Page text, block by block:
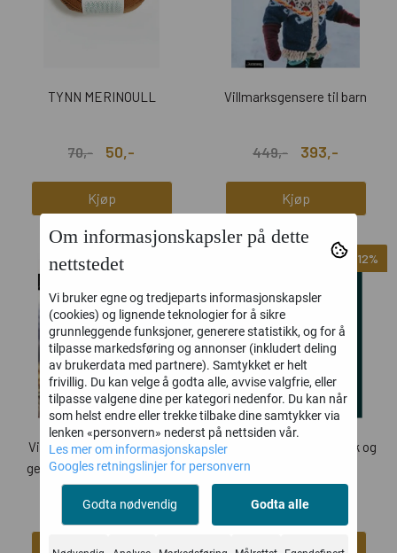
TYNN MERINOULL
70,- 50,-
Kjøp
Villmarksgensere til barn
449,- 393,-
Kjøp
Villmarksgensere - varme
gensere til små og store ...
399,- 179,-
Kjøp
-12%
Moderne broderi på strikk og
349,- 306,-
Kjøp
Om informasjonskapsler på dette
nettstedet
Vi bruker egne og tredjeparts informasjonskapsler
(cookies) og lignende teknologier for å sikre
grunnleggende funksjoner, generere statistikk, og for å
tilpasse markedsføring og annonser (inkludert deling
av brukerdata med partnere). Samtykket er helt
frivillig. Du kan velge å godta alle, avvise valgfrie, eller
tilpasse valgene dine per kategori nedenfor. Du kan når
som helst endre eller trekke tilbake dine samtykker via
lenken «personvern» nederst på nettsiden vår.
Les mer om informasjonskapsler
Googles retningslinjer for personvern
Godta nødvendig Godta alle